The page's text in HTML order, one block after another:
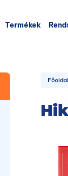
Termékek
Főoldal